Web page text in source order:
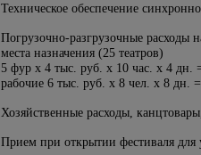
Техническое обеспечение
Погрузочно-разгрузочные расходы
места назначения (25 театров)
5 фур х 4 тыс. руб. х 10 час. х 4 дн.
рабочие 6 тыс. руб. х 8 чел. х 8 дн.
Хозяйственные расходы,
Прием при открытии фестиваля для